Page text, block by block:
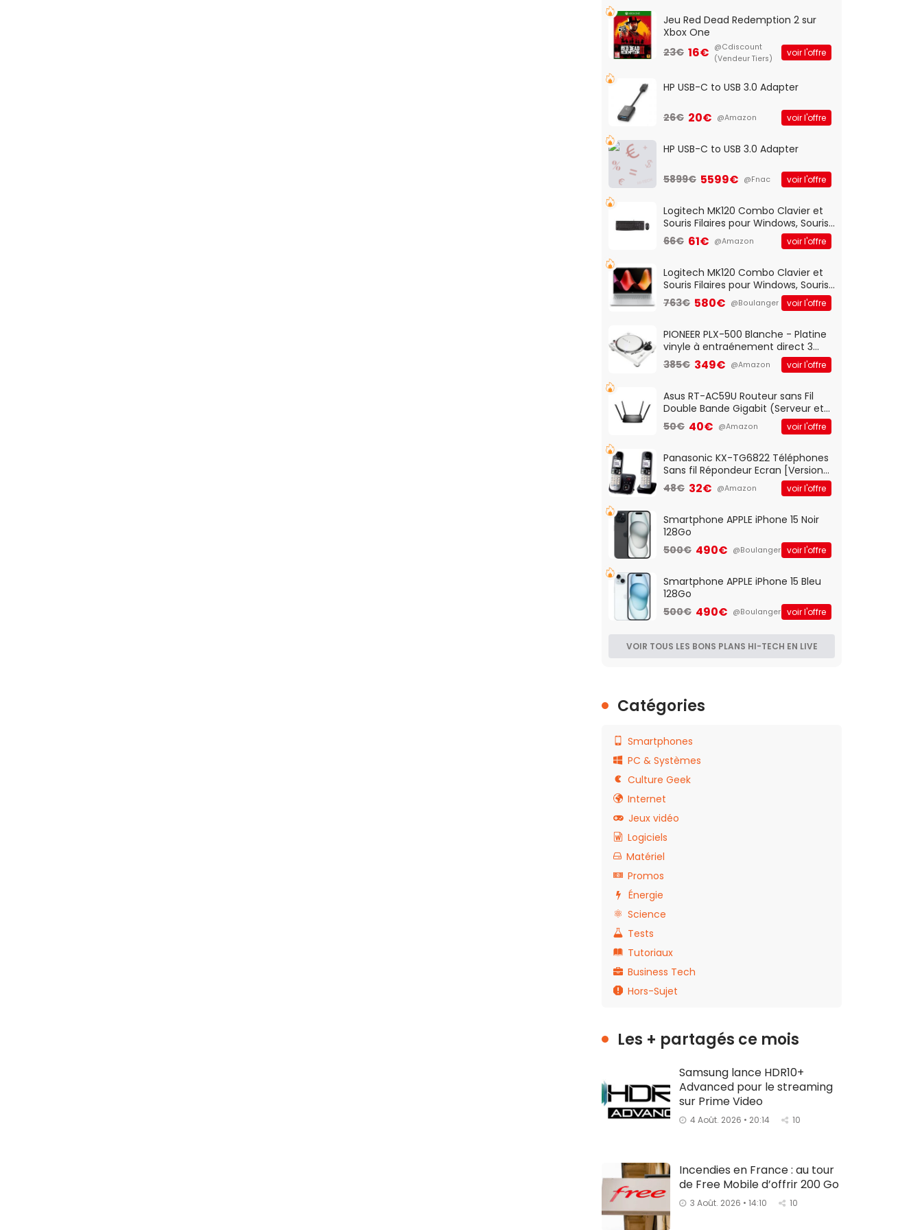
Jeu Red Dead Redemption 2 sur
Xbox One
23€ 16€ @Cdiscount
(Vendeur Tiers)
voir l'offre
HP USB-C to USB 3.0 Adapter
26€ 20€ @Amazon voir l'offre
HP USB-C to USB 3.0 Adapter
5899€ 5599€ @Fnac voir l'offre
Logitech MK120 Combo Clavier et
Souris Filaires pour Windows, Souris
Optique Filaire, Connexion USB Plug
And Play, Confortable, Taille
QWERTY UK - Noir
66€ 61€ @Amazon voir l'offre
Logitech MK120 Combo Clavier et
Souris Filaires pour Windows, Souris
Optique Filaire, Connexion USB Plug
And Play, Confortable, Taille
QWERTY UK - Noir
763€ 580€ @Boulanger voir l'offre
PIONEER PLX-500 Blanche - Platine
vinyle à entraénement direct 3
vitesses (33-45-78 trs/min) avec
pre-ampli intégré et port USB
385€ 349€ @Amazon voir l'offre
Asus RT-AC59U Routeur sans Fil
Double Bande Gigabit (Serveur et
Client VPN, Triple Vlan, Mode Point
d'accès et Bridge, contrôle
50€ 40€ @Amazon voir l'offre
Panasonic KX-TG6822 Téléphones
Sans fil Répondeur Ecran [Version
Française]
48€ 32€ @Amazon voir l'offre
Smartphone APPLE iPhone 15 Noir
128Go
500€ 490€ @Boulanger voir l'offre
Smartphone APPLE iPhone 15 Bleu
128Go
500€ 490€ @Boulanger voir l'offre
VOIR TOUS LES BONS PLANS HI-TECH EN LIVE
Catégories
Smartphones
PC & Systèmes
Culture Geek
Internet
Jeux vidéo
Logiciels
Matériel
Promos
Énergie
Science
Tests
Tutoriaux
Business Tech
Hors-Sujet
Les + partagés ce mois
Samsung lance HDR10+
Advanced pour le streaming
sur Prime Video
4 Août. 2026 • 20:14 10
Incendies en France : au tour
de Free Mobile d’offrir 200 Go
3 Août. 2026 • 14:10 10